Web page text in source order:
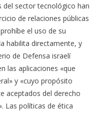
del sector tecnológico han
de relaciones públicas
el uso de su
habilita directamente, y
de Defensa israelí
las aplicaciones «que
y «cuyo propósito
aceptados del derecho
Las políticas de ética